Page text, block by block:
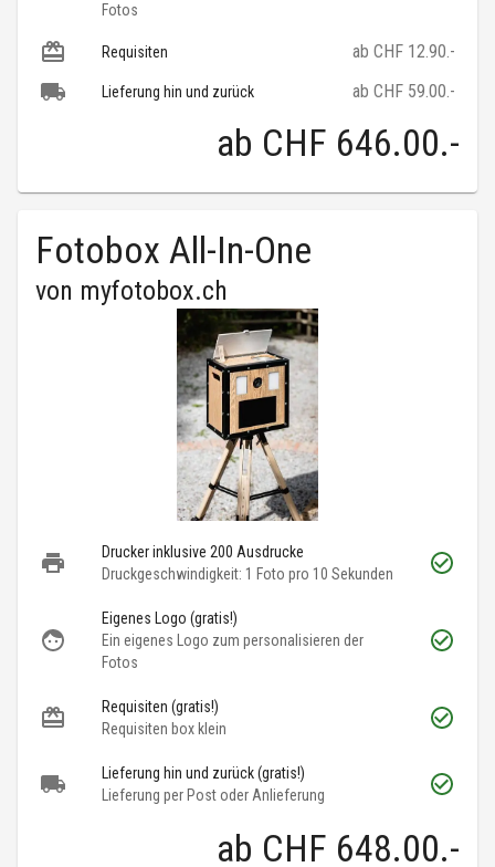
Fotos
Requisiten ab CHF 12.90.-
Lieferung hin und zurück ab CHF 59.00.-
ab CHF 646.00.-
Fotobox All-In-One
von myfotobox.ch
Drucker inklusive 200 Ausdrucke
Druckgeschwindigkeit: 1 Foto pro 10 Sekunden
Eigenes Logo (gratis!)
Ein eigenes Logo zum personalisieren der
Fotos
Requisiten (gratis!)
Requisiten box klein
Lieferung hin und zurück (gratis!)
Lieferung per Post oder Anlieferung
ab CHF 648.00.-